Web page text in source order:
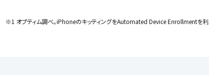
※1 オプティム調べ。iPhoneのキッティングをAutomated Device Enrollmentを